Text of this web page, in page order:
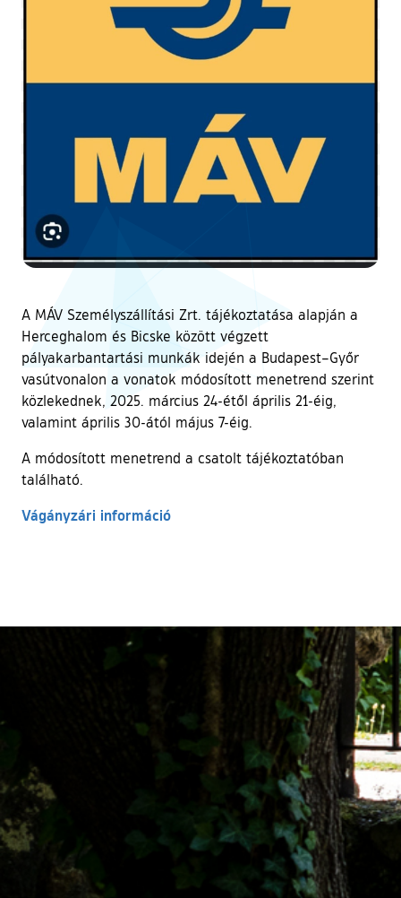
A MÁV Személyszállítási Zrt. tájékoztatása alapján a
Herceghalom és Bicske között végzett
pályakarbantartási munkák idején a Budapest–Győr
vasútvonalon a vonatok módosított menetrend szerint
közlekednek, 2025. március 24-étől április 21-éig,
valamint április 30-ától május 7-éig.
A módosított menetrend a csatolt tájékoztatóban
található.
Vágányzári információ